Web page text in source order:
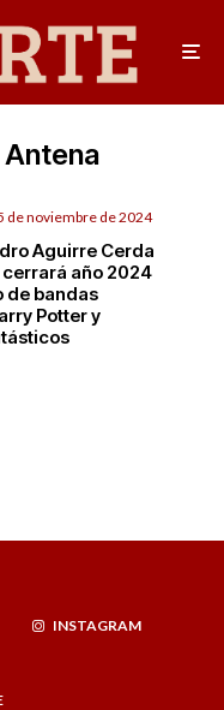
Antena
de noviembre de 2024
Aguirre Cerda
cerrará año 2024
de bandas
Potter y
INSTAGRAM